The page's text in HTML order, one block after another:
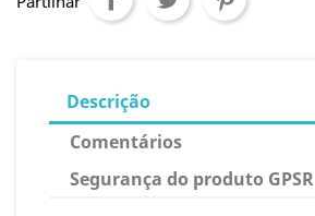
Descrição
Comentários
Segurança do produto GPSR